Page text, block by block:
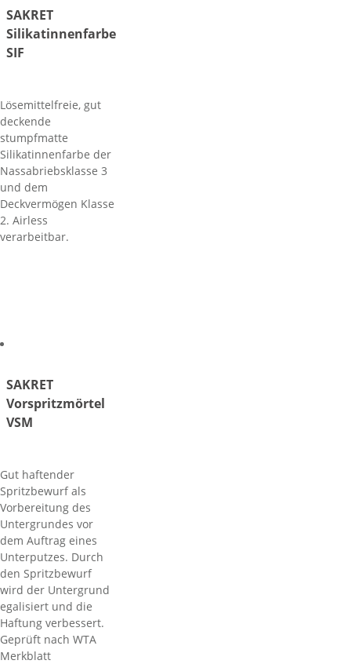
SAKRET
Silikatinnenfarbe
SIF
Lösemittelfreie, gut
deckende
stumpfmatte
Silikatinnenfarbe der
Nassabriebsklasse 3
und dem
Deckvermögen Klasse
2. Airless
verarbeitbar.
SAKRET
Vorspritzmörtel
VSM
Gut haftender
Spritzbewurf als
Vorbereitung des
Untergrundes vor
dem Auftrag eines
Unterputzes. Durch
den Spritzbewurf
wird der Untergrund
egalisiert und die
Haftung verbessert.
Geprüft nach WTA
Merkblatt